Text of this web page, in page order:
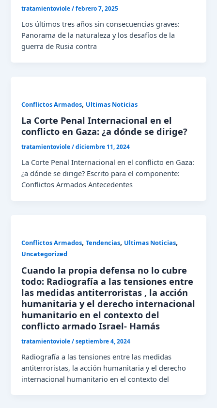
tratamientoviole/febrero 7, 2025
Los últimos tres años sin consecuencias graves:
Panorama de la naturaleza y los desafíos de la
guerra de Rusia contra
Conflictos Armados, Ultimas Noticias
La Corte Penal Internacional en el
conflicto en Gaza: ¿a dónde se dirige?
tratamientoviole/diciembre 11, 2024
La Corte Penal Internacional en el conflicto en Gaza:
¿a dónde se dirige? Escrito para el componente:
Conflictos Armados Antecedentes
Conflictos Armados,Tendencias, Ultimas Noticias,
Uncategorized
Cuando la propia defensa no lo cubre
todo: Radiografía a las tensiones entre
las medidas antiterroristas , la acción
humanitaria y el derecho internacional
humanitario en el contexto del
conflicto armado Israel- Hamás
tratamientoviole/septiembre 4, 2024
Radiografía a las tensiones entre las medidas
antiterroristas, la acción humanitaria y el derecho
internacional humanitario en el contexto del